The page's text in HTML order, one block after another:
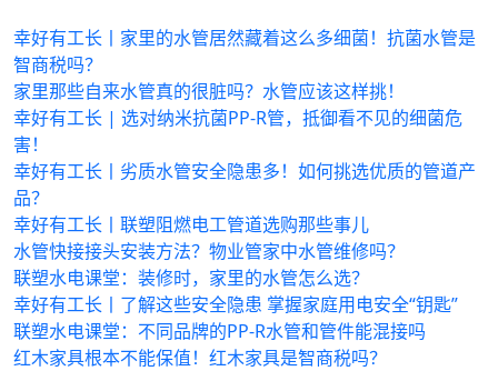
幸好有工长丨家里的水管居然藏着这么多细菌！抗菌水管是
智商税吗？
家里那些自来水管真的很脏吗？水管应该这样挑！
幸好有工长 | 选对纳米抗菌PP-R管，抵御看不见的细菌危
害！
幸好有工长丨劣质水管安全隐患多！如何挑选优质的管道产
品？
幸好有工长丨联塑阻燃电工管道选购那些事儿
水管快接接头安装方法？物业管家中水管维修吗？
联塑水电课堂：装修时，家里的水管怎么选？
幸好有工长丨了解这些安全隐患 掌握家庭用电安全“钥匙”
联塑水电课堂：不同品牌的PP-R水管和管件能混接吗
红木家具根本不能保值！红木家具是智商税吗？